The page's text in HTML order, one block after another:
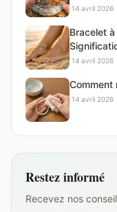
·14 avril 2026
Bracelet
·14 avril 2026
Comment
·14 avril 2026
Restez informé
Recevez nos